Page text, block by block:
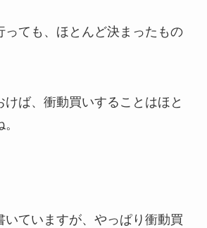
っても、ほとんど決まったもの
ば、衝動買いすることはほと
いていますが、やっぱり衝動買